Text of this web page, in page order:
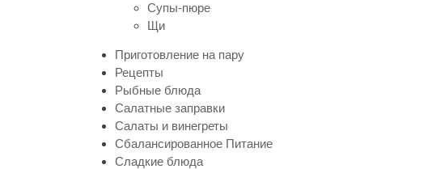
Супы-пюре
Щи
Приготовление на пару
Рецепты
Рыбные блюда
Салатные заправки
Салаты и винегреты
Сбалансированное Питание
Сладкие блюда